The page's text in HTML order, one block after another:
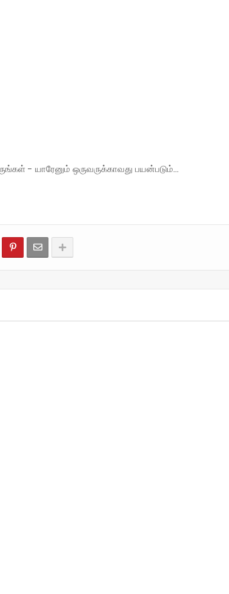
- யாரேனும் ஒருவருக்காவது பயன்படும்...